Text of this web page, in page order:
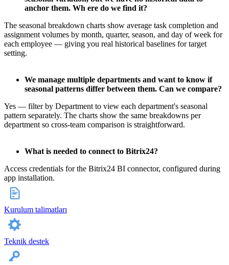
anchor them. Wh ere do we find it?
The seasonal breakdown charts show average task completion and
assignment volumes by month, quarter, season, and day of week for
each employee — giving you real historical baselines for target
setting.
We manage multiple departments and want to know if
seasonal patterns differ between them. Can we compare?
Yes — filter by Department to view each department's seasonal
pattern separately. The charts show the same breakdowns per
department so cross-team comparison is straightforward.
What is needed to connect to Bitrix24?
Access credentials for the Bitrix24 BI connector, configured during
app installation.
Kurulum talimatları
Teknik destek